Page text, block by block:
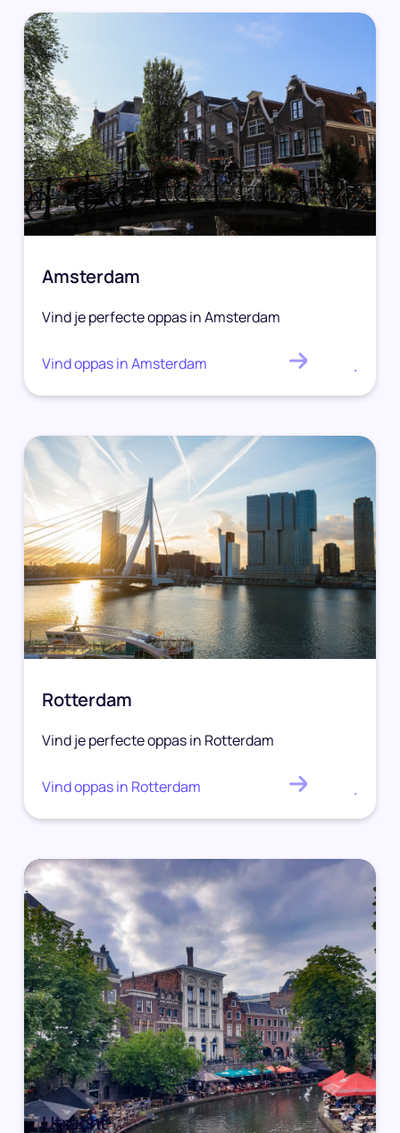
Amsterdam
Vind je perfecte oppas in Amsterdam
Vind oppas in Amsterdam .
Rotterdam
Vind je perfecte oppas in Rotterdam
Vind oppas in Rotterdam .
Utrecht